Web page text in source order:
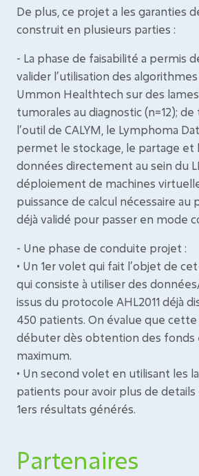
De plus, ce projet a les garanties
construit en plusieurs parties :
- La phase de faisabilité a permis
valider l’utilisation des
Ummon Healthtech sur des
tumorales au diagnostic (n=12);
l’outil de CALYM, le Lymphoma
permet le stockage, le partage et
données directement au sein du
déploiement de machines
puissance de calcul nécessaire au
déjà validé pour passer en mode
- Une phase de conduite projet :
• Un 1er volet qui fait l’objet de
qui consiste à utiliser des
issus du protocole AHL2011 déjà
450 patients. On évalue que
débuter dès obtention des fonds
maximum.
• Un second volet en utilisant les
patients pour avoir plus de
1ers résultats générés.
Partenaires